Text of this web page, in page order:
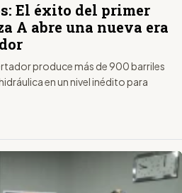
El éxito del primer
A abre una nueva era
produce más de 900 barriles
en un nivel inédito para